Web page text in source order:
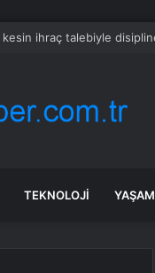
TEKNOLOJI YAŞAM